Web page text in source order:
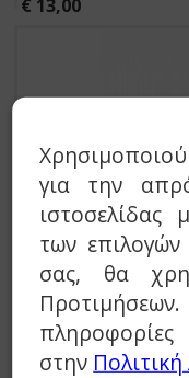
€ 13,00
Μπέκ Καυστήρα
€ 12,00
για την
των
σας, θα
πληροφορίες
στην